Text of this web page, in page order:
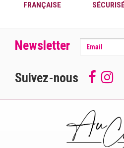
FRANÇAISE
Newsletter
Suivez-nous
Follow
us
nous